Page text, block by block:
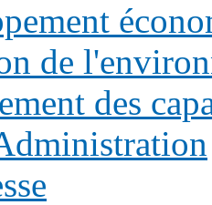
de
des